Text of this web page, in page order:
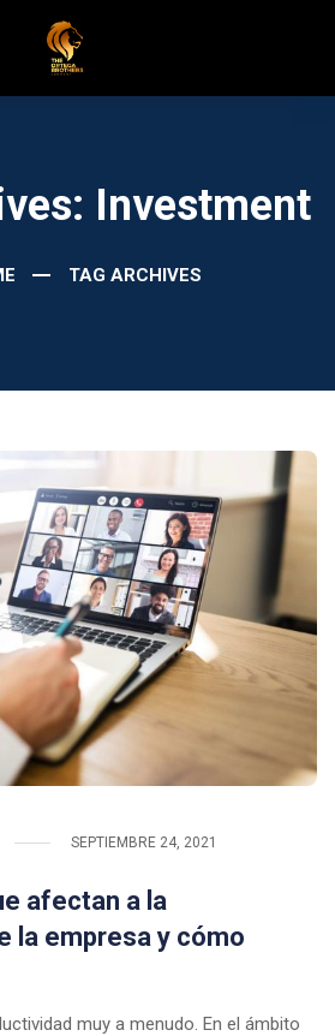
Investment
TAG ARCHIVES
SEPTIEMBRE 24, 2021
afectan a la
la empresa y cómo
muy a menudo. En el ámbito